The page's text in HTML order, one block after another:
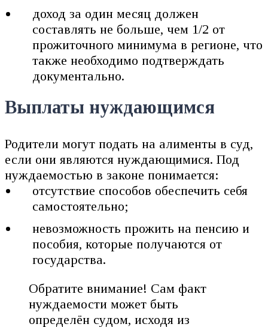
доход за один месяц должен
составлять не больше, чем 1/2 от
прожиточного минимума в регионе, что
также необходимо подтверждать
документально.
Выплаты нуждающимся
Родители могут подать на алименты в суд,
если они являются нуждающимися. Под
нуждаемостью в законе понимается:
отсутствие способов обеспечить себя
самостоятельно;
невозможность прожить на пенсию и
пособия, которые получаются от
государства.
Обратите внимание! Сам факт
нуждаемости может быть
определён судом, исходя из